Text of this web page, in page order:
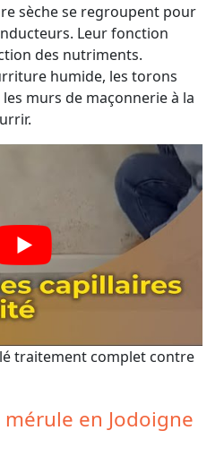
sèche se regroupent pour
Leur fonction
des nutriments.
humide, les torons
murs de maçonnerie à la
traitement complet contre
en Jodoigne